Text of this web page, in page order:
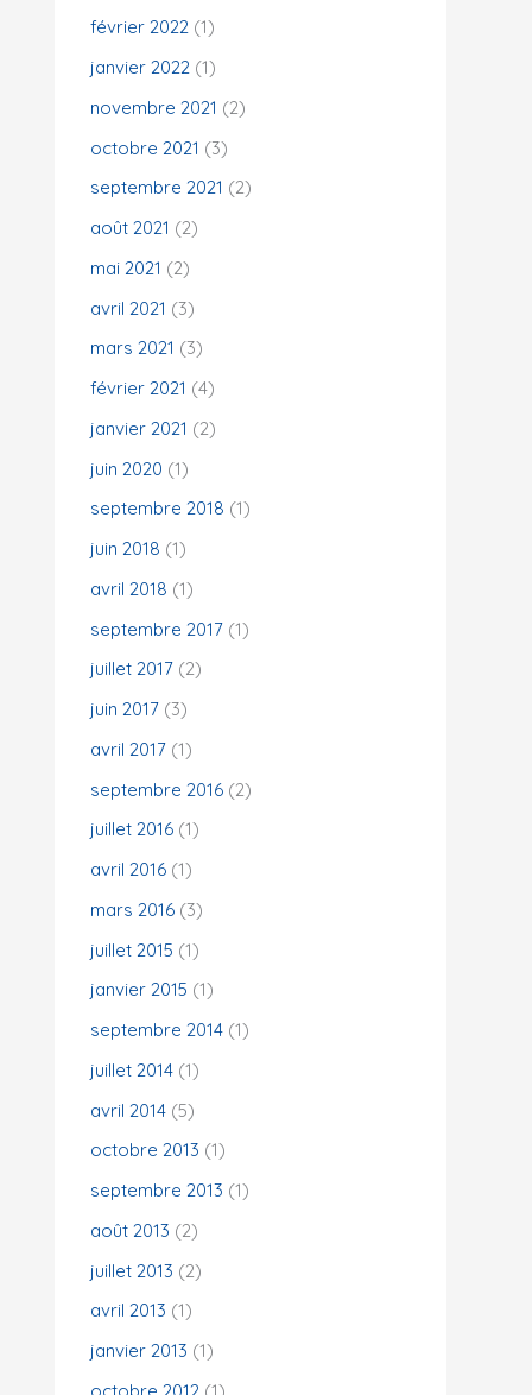
février 2022 (1)
janvier 2022 (1)
novembre 2021 (2)
octobre 2021 (3)
septembre 2021 (2)
août 2021 (2)
mai 2021 (2)
avril 2021 (3)
mars 2021 (3)
février 2021 (4)
janvier 2021 (2)
juin 2020 (1)
septembre 2018 (1)
juin 2018 (1)
avril 2018 (1)
septembre 2017 (1)
juillet 2017 (2)
juin 2017 (3)
avril 2017 (1)
septembre 2016 (2)
juillet 2016 (1)
avril 2016 (1)
mars 2016 (3)
juillet 2015 (1)
janvier 2015 (1)
septembre 2014 (1)
juillet 2014 (1)
avril 2014 (5)
octobre 2013 (1)
septembre 2013 (1)
août 2013 (2)
juillet 2013 (2)
avril 2013 (1)
janvier 2013 (1)